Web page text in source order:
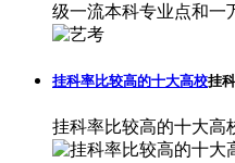
级一流本科专业点和一
挂科率比较高的十大高校挂
挂科率比较高的十大高